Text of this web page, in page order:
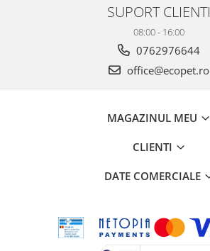
SUPORT CLIENTI
08:00 - 16:00
0762976644
office@ecopet.ro
MAGAZINUL MEU
CLIENTI
DATE COMERCIALE